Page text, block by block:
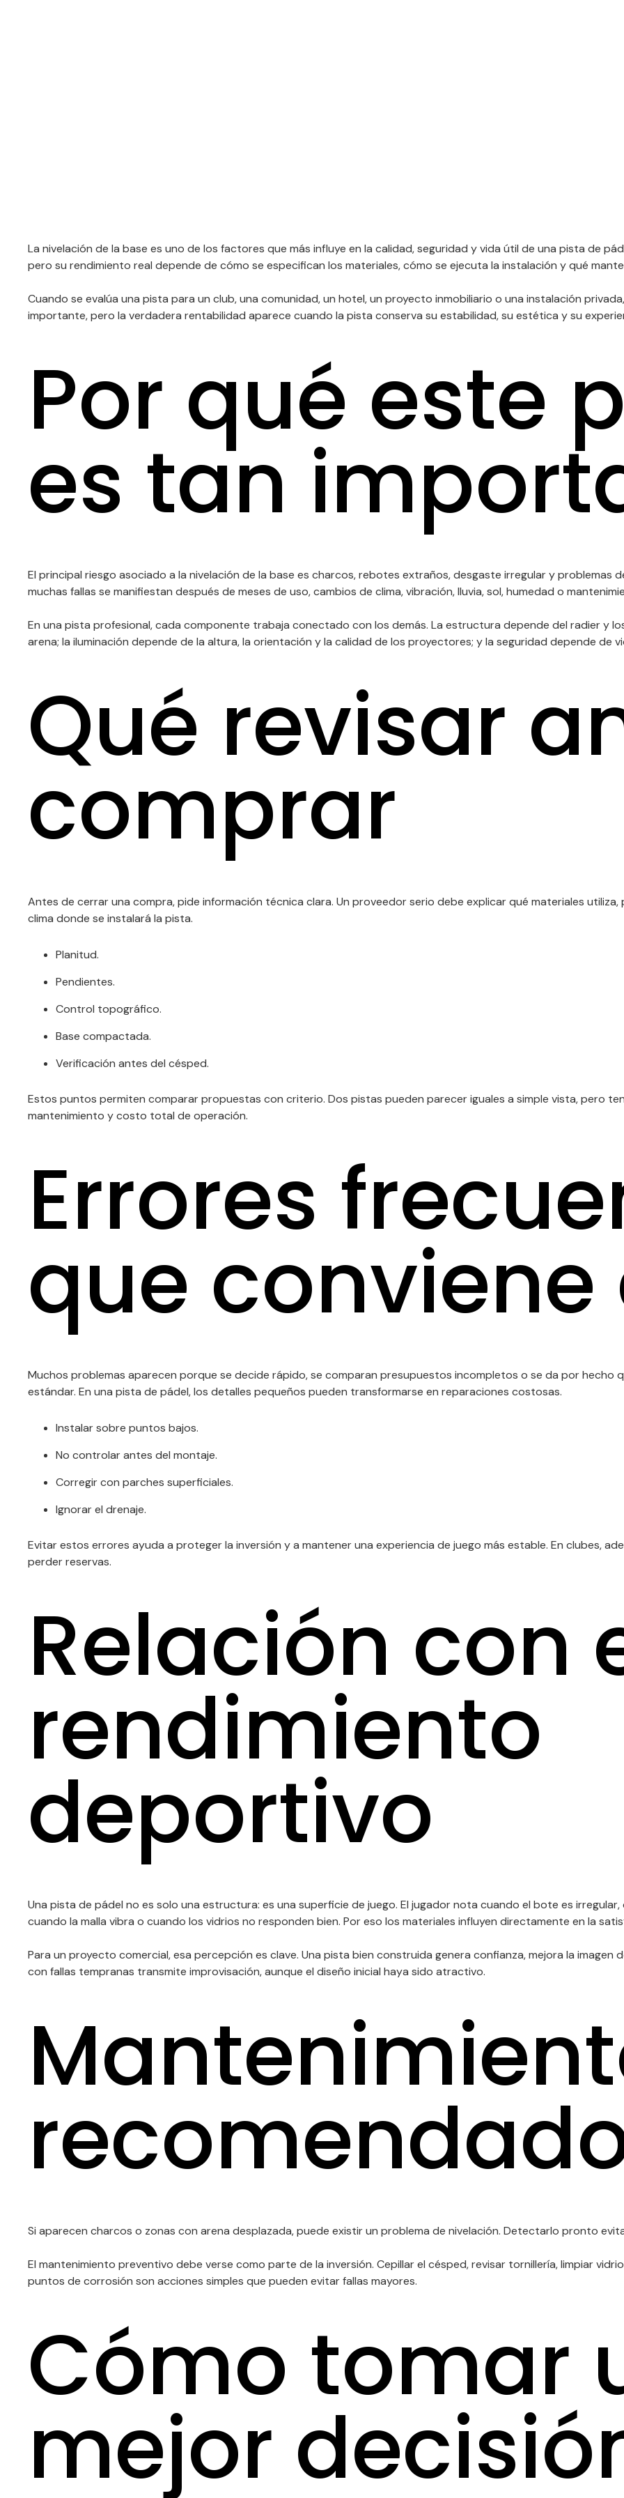
La nivelación de la base es uno de los factores que más influye en la calidad, seguridad y vida útil de una pista de
pero su rendimiento real depende de cómo se especifican los materiales, cómo se ejecuta la instalación y qué
Cuando se evalúa una pista para un club, una comunidad, un hotel, un proyecto inmobiliario o una instalación
importante, pero la verdadera rentabilidad aparece cuando la pista conserva su estabilidad, su estética y su
Por qué este
es tan
El principal riesgo asociado a la nivelación de la base es charcos, rebotes extraños, desgaste irregular y problemas
muchas fallas se manifiestan después de meses de uso, cambios de clima, vibración, lluvia, sol, humedad o
En una pista profesional, cada componente trabaja conectado con los demás. La estructura depende del radier y
arena; la iluminación depende de la altura, la orientación y la calidad de los proyectores; y la seguridad depende de
Qué revisar
comprar
Antes de cerrar una compra, pide información técnica clara. Un proveedor serio debe explicar qué materiales
clima donde se instalará la pista.
Planitud.
Pendientes.
Control topográfico.
Base compactada.
Verificación antes del césped.
Estos puntos permiten comparar propuestas con criterio. Dos pistas pueden parecer iguales a simple vista, pero
mantenimiento y costo total de operación.
Errores
que
Muchos problemas aparecen porque se decide rápido, se comparan presupuestos incompletos o se da por hecho
estándar. En una pista de pádel, los detalles pequeños pueden transformarse en reparaciones costosas.
Instalar sobre puntos bajos.
No controlar antes del montaje.
Corregir con parches superficiales.
Ignorar el drenaje.
Evitar estos errores ayuda a proteger la inversión y a mantener una experiencia de juego más estable. En clubes,
perder reservas.
Relación con
rendimiento
deportivo
Una pista de pádel no es solo una estructura: es una superficie de juego. El jugador nota cuando el bote es
cuando la malla vibra o cuando los vidrios no responden bien. Por eso los materiales influyen directamente en la
Para un proyecto comercial, esa percepción es clave. Una pista bien construida genera confianza, mejora la
con fallas tempranas transmite improvisación, aunque el diseño inicial haya sido atractivo.
Si aparecen charcos o zonas con arena desplazada, puede existir un problema de nivelación. Detectarlo pronto
El mantenimiento preventivo debe verse como parte de la inversión. Cepillar el césped, revisar tornillería, limpiar
puntos de corrosión son acciones simples que pueden evitar fallas mayores.
Cómo tomar
mejor